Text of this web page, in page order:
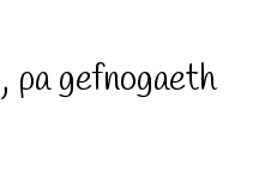
pa gefnogaeth